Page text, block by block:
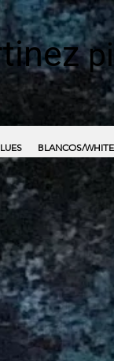
BLANCOS/WHITE